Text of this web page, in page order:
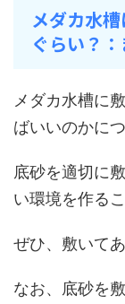
メダカ水
ぐらい？
メダカ水槽に
ばいいのかに
底砂を適切に
い環境を作る
ぜひ、敷いて
なお、底砂を